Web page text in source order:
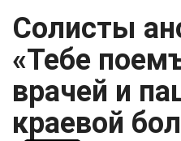
Солисты
«Тебе
врачей и
краевой